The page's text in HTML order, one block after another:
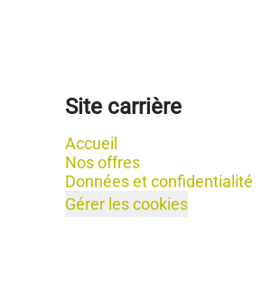
Site carrière
Accueil
Nos offres
Données et confidentialité
Gérer les cookies